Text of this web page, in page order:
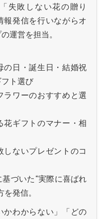
失敗しない花の贈り
報発信を行いながらオ
運営を担当。
の日・誕生日・結婚祝
ト選び
ラワーのおすすめと選
花ギフトのマナー・相
しないプレゼントのコ
づいた“実際に喜ばれ
発信。
かわからない」「どの